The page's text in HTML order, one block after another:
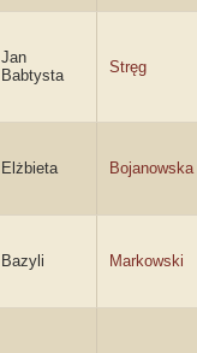
Jan
Babtysta
Stręg
Elżbieta Bojanowska
Bazyli Markowski